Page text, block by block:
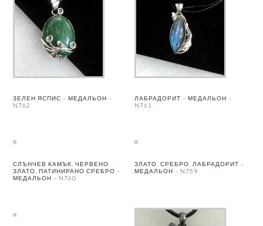
ЗЕЛЕН ЯСПИС – МЕДАЛЬОН –
N762
ЛАБРАДОРИТ – МЕДАЛЬОН –
N761
СЛЪНЧЕВ КАМЪК, ЧЕРВЕНО
ЗЛАТО, ПАТИНИРАНО СРЕБРО –
МЕДАЛЬОН – N760
ЗЛАТО, СРЕБРО, ЛАБРАДОРИТ –
МЕДАЛЬОН – N759